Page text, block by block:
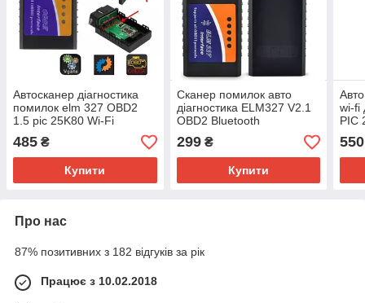
Автосканер діагностика
помилок elm 327 OBD2
1.5 pic 25K80 Wi-Fi
485 ₴
Купити
Сканер помилок авто
діагностика ELM327 V2.1
OBD2 Bluetooth
299₴
Купити
wi-fi
PIC
550
Про нас
87% позитивних з 182 відгуків за рік
Працює з 10.02.2018